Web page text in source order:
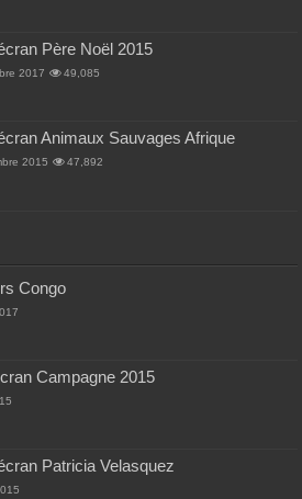
Père Noël 2015
2017 49,085
Animaux Sauvages Afrique
2015 47,892
Congo
Campagne 2015
Patricia Velasquez